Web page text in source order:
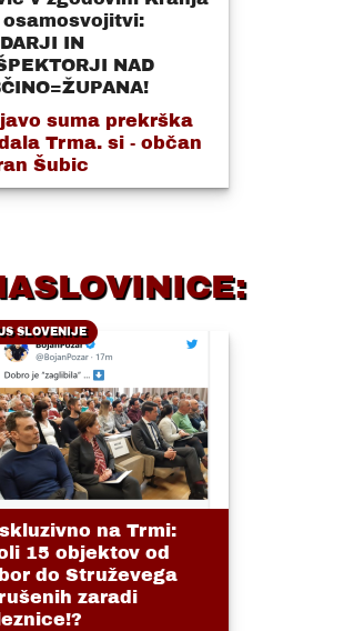
osamosvojitvi:
IN
NAD
suma prekrška
Trma. si - občan
Šubic
SLOVENIJE
na Trmi:
15 objektov od
do Struževega
zaradi